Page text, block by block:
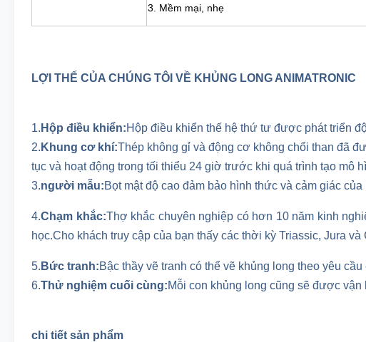
3. Mềm mại, nhẹ
LỢI THẾ CỦA CHÚNG TÔI VỀ KHỦNG LONG ANIMATRONIC
1. Hộp điều khiển:Hộp điều khiển thế hệ thứ tư được phát triển
2. Khung cơ khí:Thép không gỉ và động cơ không chổi than đã
tục và hoạt động trong tối thiểu 24 giờ trước khi quá trình tạo mô
3.người mẫu:Bọt mật độ cao đảm bảo hình thức và cảm giác
4.Chạm khắc:Thợ khắc chuyên nghiệp có hơn 10 năm kinh
học.Cho khách truy cập của bạn thấy các thời kỳ Triassic, Jura
5. Bức tranh:Bậc thầy vẽ tranh có thể vẽ khủng long theo yêu
6.Thử nghiệm cuối cùng:Mỗi con khủng long cũng sẽ được
chi tiết sản phẩm